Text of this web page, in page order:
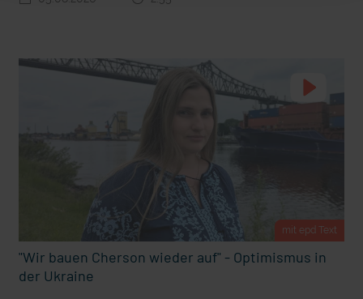
mit epd Text
"Wir bauen Cherson wieder auf" - Optimismus in
der Ukraine